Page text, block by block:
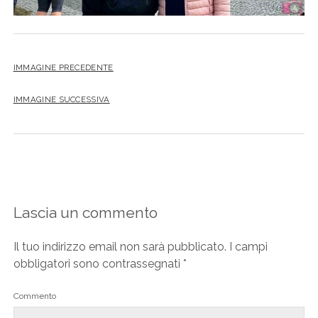
IMMAGINE PRECEDENTE
IMMAGINE SUCCESSIVA
Lascia un commento
Il tuo indirizzo email non sarà pubblicato.
I campi
obbligatori sono contrassegnati *
Commento